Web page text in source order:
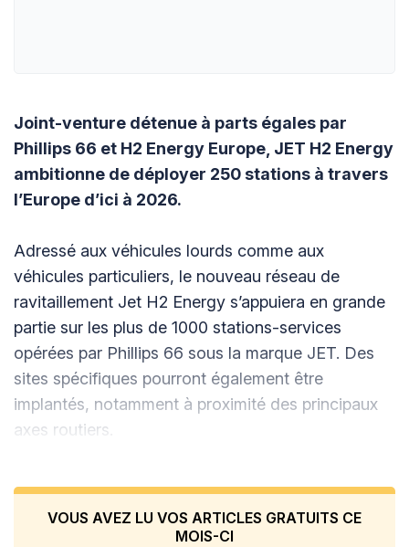
Joint-venture détenue à parts égales par
Phillips 66 et H2 Energy Europe, JET H2 Energy
ambitionne de déployer 250 stations à travers
l’Europe d’ici à 2026.
Adressé aux véhicules lourds comme aux
véhicules particuliers, le nouveau réseau de
ravitaillement Jet H2 Energy s’appuiera en grande
partie sur les plus de 1000 stations-services
opérées par Phillips 66 sous la marque JET. Des
sites spécifiques pourront également être
implantés, notamment à proximité des principaux
axes routiers.
VOUS AVEZ LU VOS ARTICLES GRATUITS CE
MOIS-CI